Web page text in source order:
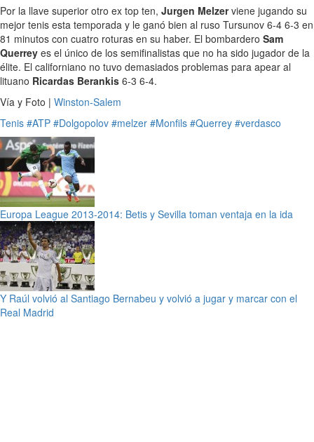
Por la llave superior otro ex top ten, Jurgen Melzerviene jugando su
mejor tenis esta temporada y le ganó bien al ruso Tursunov 6-4 6-3 en
81 minutos con cuatro roturas en su haber. El bombardero Sam
Querrey es el único de los semifinalistas que no ha sido jugador de la
élite. El californiano no tuvo demasiados problemas para apear al
lituano Ricardas Berankis 6-3 6-4.
Vía y Foto | Winston-Salem
Tenis #ATP #Dolgopolov #melzer #Monfils #Querrey #verdasco
Europa League 2013-2014: Betis y Sevilla toman ventaja en la ida
Y Raúl volvió al Santiago Bernabeu y volvió a jugar y marcar con el
Real Madrid